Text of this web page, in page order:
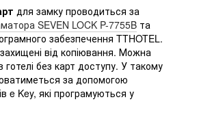
для замку проводиться за
SEVEN LOCK P-7755B та
забезпечення TTHOTEL.
від копіювання. Можна
готелі без карт доступу. У такому
за допомогою
e Key, які програмуються у